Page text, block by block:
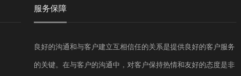
服务保障
良好的沟通和与客户建立互相信任的关系是提供良好的客户服务
的关键。在与客户的沟通中，对客户保持热情和友好的态度是非